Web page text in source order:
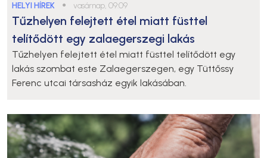
HELYI HÍREK ● vasárnap, 09:09
Tűzhelyen felejtett étel miatt füsttel
telítődött egy zalaegerszegi lakás
Tűzhelyen felejtett étel miatt füsttel telítődött egy
lakás szombat este Zalaegerszegen, egy Tüttőssy
Ferenc utcai társasház egyik lakásában.